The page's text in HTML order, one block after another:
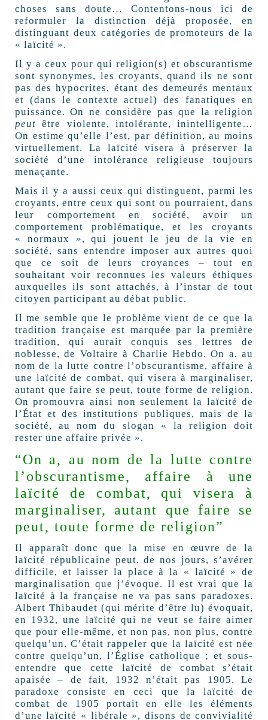
choses sans doute… Contentons-nous ici de
reformuler la distinction déjà proposée, en
distinguant deux catégories de promoteurs de la
« laïcité ».
Il y a ceux pour qui religion(s) et obscurantisme
sont synonymes, les croyants, quand ils ne sont
pas des hypocrites, étant des demeurés mentaux
et (dans le contexte actuel) des fanatiques en
puissance. On ne considère pas que la religion
peut être violente, intolérante, inintelligente…
On estime qu’elle l’est, par définition, au moins
virtuellement. La laïcité visera à préserver la
société d’une intolérance religieuse toujours
menaçante.
Mais il y a aussi ceux qui distinguent, parmi les
croyants, entre ceux qui sont ou pourraient, dans
leur comportement en société, avoir un
comportement problématique, et les croyants
« normaux », qui jouent le jeu de la vie en
société, sans entendre imposer aux autres quoi
que ce soit de leurs croyances – tout en
souhaitant voir reconnues les valeurs éthiques
auxquelles ils sont attachés, à l’instar de tout
citoyen participant au débat public.
Il me semble que le problème vient de ce que la
tradition française est marquée par la première
tradition, qui aurait conquis ses lettres de
noblesse, de Voltaire à Charlie Hebdo. On a, au
nom de la lutte contre l’obscurantisme, affaire à
une laïcité de combat, qui visera à marginaliser,
autant que faire se peut, toute forme de religion.
On promouvra ainsi non seulement la laïcité de
l’État et des institutions publiques, mais de la
société, au nom du slogan « la religion doit
rester une affaire privée ».
“On a, au nom de la lutte contre
l’obscurantisme, affaire à une
laïcité de combat, qui visera à
marginaliser, autant que faire se
peut, toute forme de religion”
Il apparaît donc que la mise en œuvre de la
laïcité républicaine peut, de nos jours, s’avérer
difficile, et laisser la place à la « laïcité » de
marginalisation que j’évoque. Il est vrai que la
laïcité à la française ne va pas sans paradoxes.
Albert Thibaudet (qui mérite d’être lu) évoquait,
en 1932, une laïcité qui ne veut se faire aimer
que pour elle-même, et non pas, non plus, contre
quelqu’un. C’était rappeler que la laïcité est née
contre quelqu’un, l’Église catholique ; et sous-
entendre que cette laïcité de combat s’était
apaisée – de fait, 1932 n’était pas 1905. Le
paradoxe consiste en ceci que la laïcité de
combat de 1905 portait en elle les éléments
d’une laïcité « libérale », disons de convivialité